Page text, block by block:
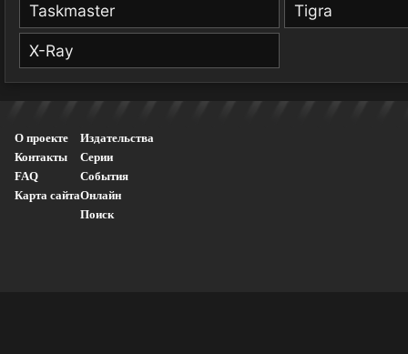
Taskmaster Tigra
X-Ray
О проекте
Контакты
FAQ
Карта сайта
Издательства
Серии
События
Онлайн
Поиск